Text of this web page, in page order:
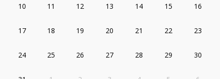
10 11 12 13 14 15 16
17 18 19 20 21 22 23
24 25 26 27 28 29 30